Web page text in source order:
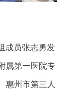
成员张志勇发
属第一医院专
惠州市第三人